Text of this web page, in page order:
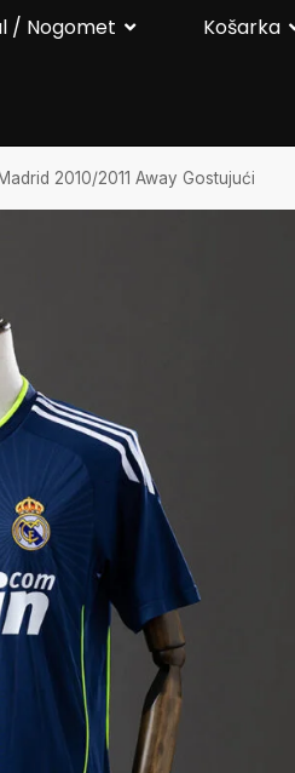
/ Nogomet Košarka
2010/2011 Away Gostujući